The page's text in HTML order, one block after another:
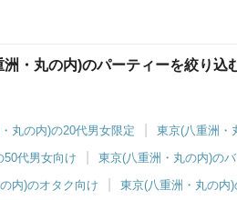
出会える
洲・丸の内)のパーティーを絞り込
丸の内)の20代男女限定
東京(八重洲・
50代男女向け
東京(八重洲・丸の内)の
内)のオタク向け
東京(八重洲・丸の内